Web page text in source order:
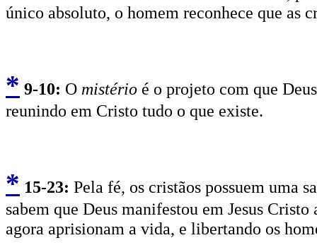
único absoluto, o homem reconhece que as
* 9-10: O mistério é o projeto com que
reunindo em Cristo tudo o que existe.
* 15-23: Pela fé, os cristãos possuem uma
sabem que Deus manifestou em Jesus
agora aprisionam a vida, e libertando os